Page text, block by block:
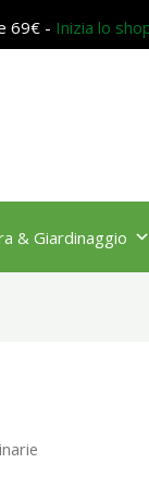
69€ - Inizia lo
& Giardinaggio